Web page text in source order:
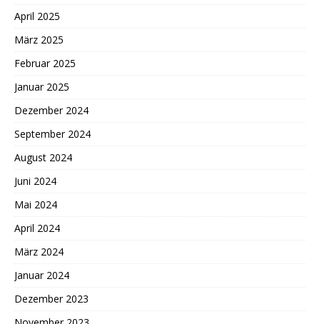
April 2025
März 2025
Februar 2025
Januar 2025
Dezember 2024
September 2024
August 2024
Juni 2024
Mai 2024
April 2024
März 2024
Januar 2024
Dezember 2023